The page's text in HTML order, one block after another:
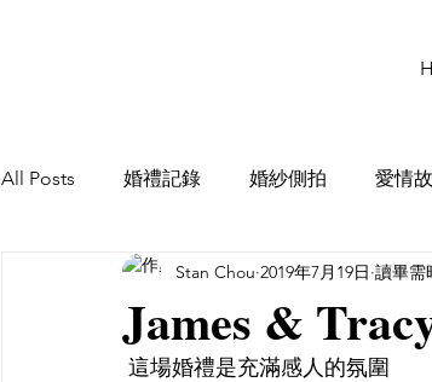
All Posts 婚禮記錄 婚紗側拍 愛情
寶寶抓周記錄
James &
Stan Chou 2019年7月19日 讀畢需
這場婚禮是充滿感人的氛圍